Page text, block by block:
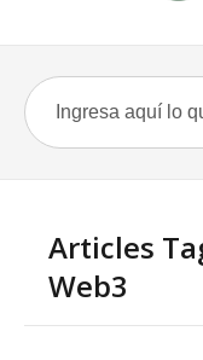
Articles
Web3